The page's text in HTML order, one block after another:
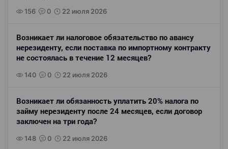
156 0 22 июля 2026
Возникает ли налоговое обязательство по авансу
нерезиденту, если поставка по импортному контракту
не состоялась в течение 12 месяцев?
140 0 22 июля 2026
Возникает ли обязанность уплатить 20% налога по
займу нерезиденту после 24 месяцев, если договор
заключен на три года?
148 0 22 июля 2026